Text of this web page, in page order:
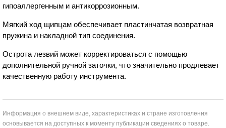
гипоаллергенным и антикоррозионным.
Мягкий ход щипцам обеспечивает пластинчатая возвратная
пружина и накладной тип соединения.
Острота лезвий может корректироваться с помощью
дополнительной ручной заточки, что значительно продлевает
качественную работу инструмента.
Информация о внешнем виде, характеристиках и стране изготовления
основывается на доступных к моменту публикации сведениях о товаре.